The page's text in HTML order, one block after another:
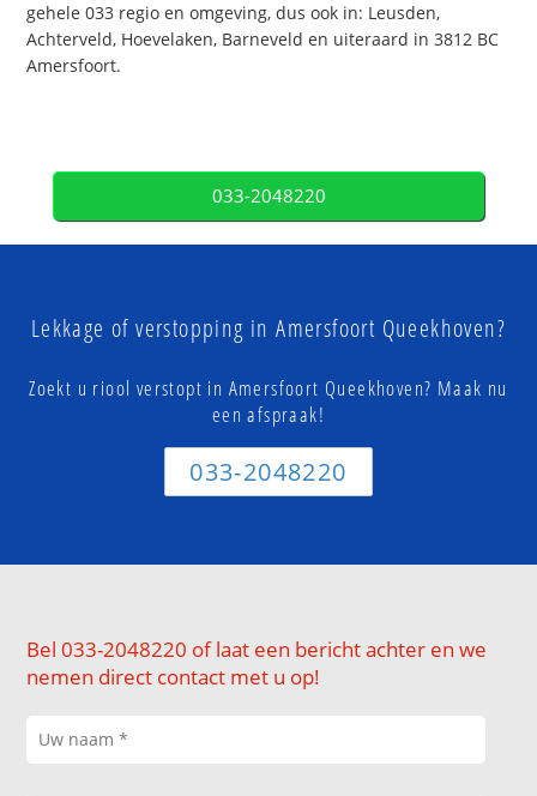
gehele 033 regio en omgeving, dus ook in: Leusden,
Achterveld, Hoevelaken, Barneveld en uiteraard in 3812 BC
Amersfoort.
033-2048220
Lekkage of verstopping in Amersfoort Queekhoven?
Zoekt u riool verstopt in Amersfoort Queekhoven? Maak nu
een afspraak!
033-2048220
Bel 033-2048220 of laat een bericht achter en we
nemen direct contact met u op!